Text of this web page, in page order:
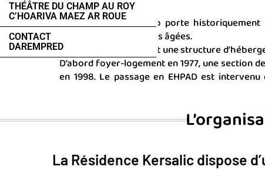
THÉÂTRE DU CHAMP AU ROY
C’HOARIVA MAEZ AR ROUE
CONTACT
DAREMPRED
Le CCAS de Guingamp porte
direction des personnes âgées.
L’EHPAD de Kersalic est une structure
D’abord foyer-logement en 1977, une section
en 1998. Le passage en EHPAD est
La Résidence Kersalic dispose